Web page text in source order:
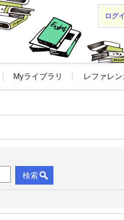
Myライブラリ レファレン
ログ
検索